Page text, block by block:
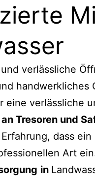
verlässliche
handwerkliches
eine verlässliche
Tresoren und
dass
Art
in